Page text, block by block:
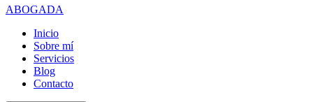
ABOGADA
Navegación
principal
Inicio
Sobre mí
Servicios
Blog
Contacto